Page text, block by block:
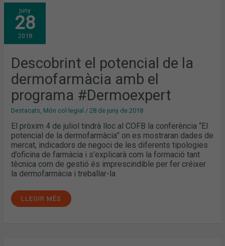
juny
28
2018
Descobrint el potencial de la
dermofarmàcia amb el
programa #Dermoexpert
Destacats Món col·legial /28 de juny de 2018
El pròxim 4 de juliol tindrà lloc al COFB la conferència “El
potencial de la dermofarmàcia” on es mostraran dades de
mercat, indicadors de negoci de les diferents tipologies
d’oficina de farmàcia i s’explicarà com la formació tant
tècnica com de gestió és imprescindible per fer créixer
la dermofarmàcia i treballar-la
DESCOBRINT
EL
POTENCIAL
DE
LA
DERMOFARMÀCIA
AMB
PROGRAMA
#DERMOEXPERT
LLEGIR MÉS